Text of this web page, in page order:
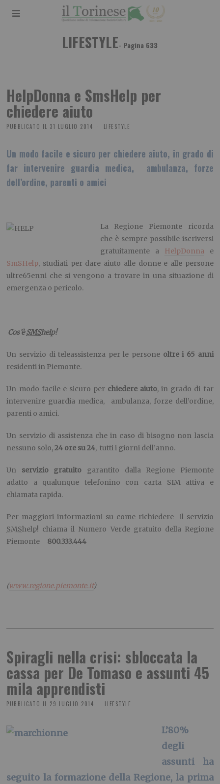
LIFESTYLE- Pagina 633
HelpDonna e SmsHelp per
chiedere aiuto
PUBBLICATO IL 31 LUGLIO 2014 LIFESTYLE
Un modo facile e sicuro per chiedere aiuto, in grado di
far intervenire guardia medica, ambulanza, forze
dell’ordine, parenti o amici
La Regione Piemonte ricorda
che è sempre possibile iscriversi
gratuitamente a HelpDonnae
SmSHelp, studiati per dare aiuto alle donne e alle persone
ultre65enni che si vengono a trovare in una situazione di
emergenza o pericolo.
Cos’èSMShelp!
Un servizio di teleassistenza per le persone oltre i 65 anni
residenti in Piemonte.
Un modo facile e sicuro per chiedere aiuto, in grado di far
intervenire guardia medica, ambulanza, forze dell’ordine,
parenti o amici.
Un servizio di assistenza che in caso di bisogno non lascia
nessuno solo,24 ore su 24, tutti i giorni dell’anno.
Un servizio gratuito garantito dalla Regione Piemonte
adatto a qualunque telefonino con carta SIM attiva e
chiamata rapida.
Per maggiori informazioni su come richiedere il servizio
SMShelp! chiama il Numero Verde gratuito della Regione
Piemonte 800.333.444
(www.regione.piemonte.it)
Spiragli nella crisi: sbloccata la
cassa per De Tomaso e assunti 45
mila apprendisti
PUBBLICATO IL 29 LUGLIO 2014 LIFESTYLE
L’80%
degli
assunti ha
seguito la formazione della Regione, la prima